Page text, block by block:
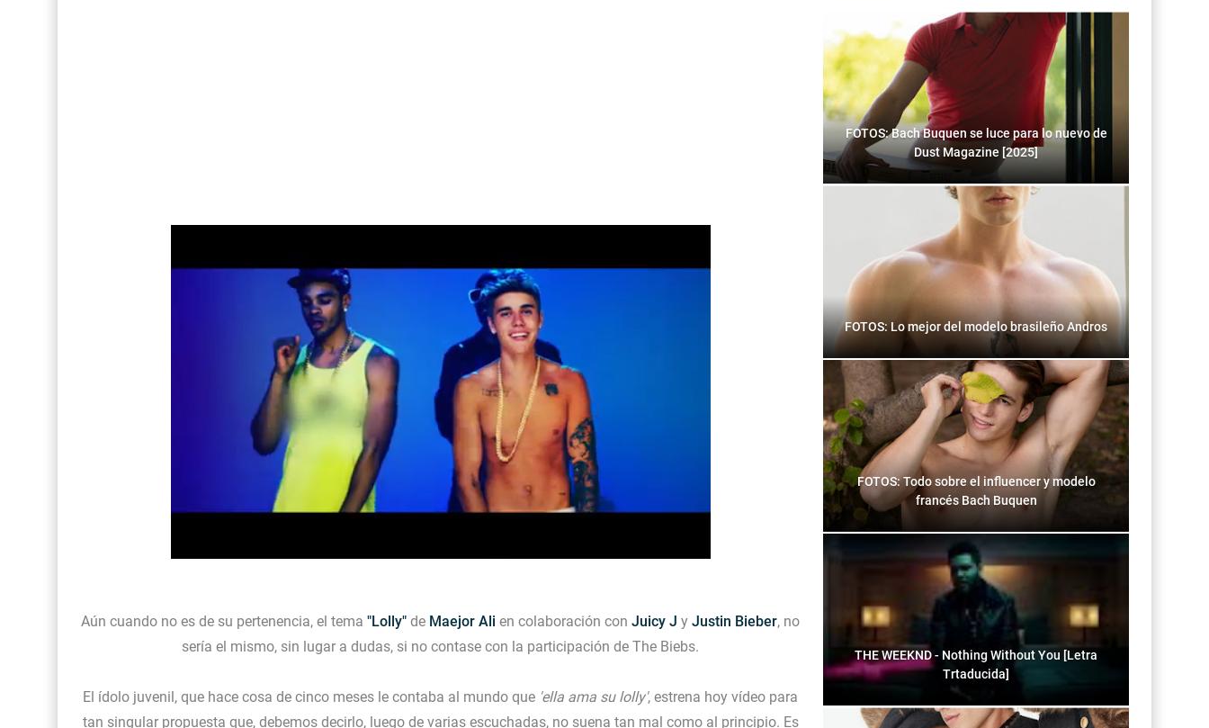
Aún cuando no es de su pertenencia, el tema "Lolly" de Maejor Ali en colaboración con Juicy J y Justin Bieber, no
sería el mismo, sin lugar a dudas, si no contase con la participación de The Biebs.
El ídolo juvenil, que hace cosa de cinco meses le contaba al mundo que 'ella ama su lolly', estrena hoy vídeo para
tan singular propuesta que, debemos decirlo, luego de varias escuchadas, no suena tan mal como al principio. Es
FOTOS: Bach Buquen se luce para lo nuevo de
Dust Magazine [2025]
FOTOS: Lo mejor del modelo brasileño Andros
FOTOS: Todo sobre el influencer y modelo
francés Bach Buquen
THE WEEKND - Nothing Without You [Letra
Trtaducida]